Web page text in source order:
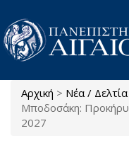
Παράκαμψη προς το
Είστε εδώ
Αρχική > Νέα /
Μποδοσάκη:
2027